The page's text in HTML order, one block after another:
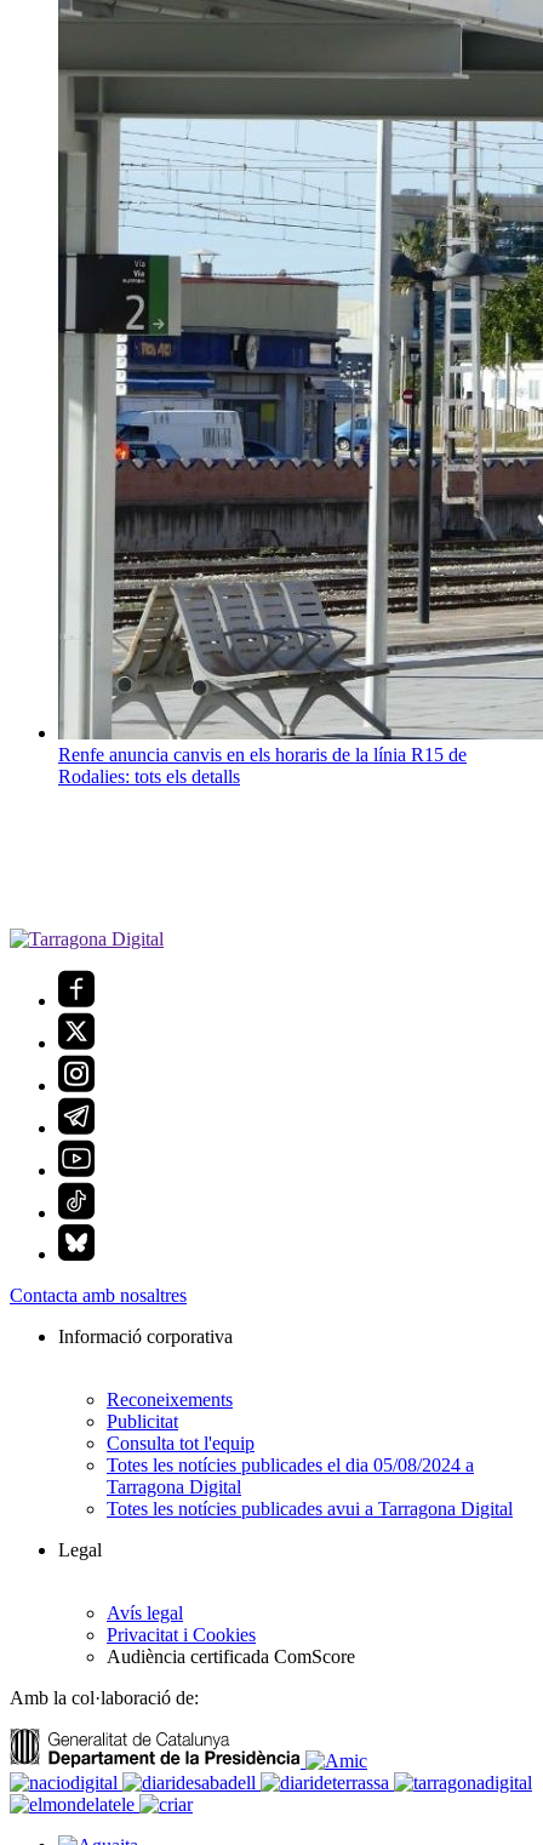
Renfe anuncia canvis en els horaris de la línia R15 de
Rodalies: tots els detalls
Contacta amb nosaltres
Informació corporativa
Reconeixements
Publicitat
Consulta tot l'equip
Totes les notícies publicades el dia 05/08/2024 a
Tarragona Digital
Totes les notícies publicades avui a Tarragona Digital
Legal
Avís legal
Privacitat i Cookies
Audiència certificada ComScore
Amb la col·laboració de: